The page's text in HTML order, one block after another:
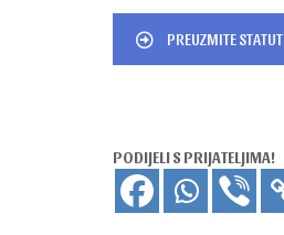
PREUZMITE STATUT
PODIJELI S PRIJATELJIMA!